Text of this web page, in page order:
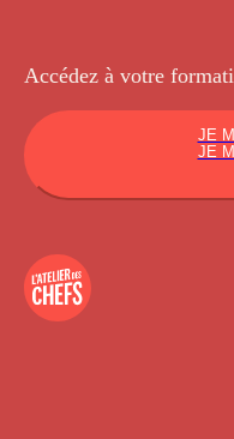
Accédez à votre
JE
JE